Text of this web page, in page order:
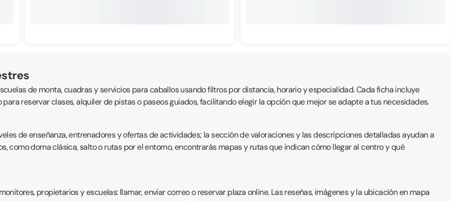
de monta, cuadras y servicios para caballos usando filtros por distancia, horario y especialidad. Cada ficha incluye
reservar clases, alquiler de pistas o paseos guiados, facilitando elegir la opción que mejor se adapte a tus necesidades.
de enseñanza, entrenadores y ofertas de actividades; la sección de valoraciones y las descripciones detalladas ayudan a
como doma clásica, salto o rutas por el entorno, encontrarás mapas y rutas que indican cómo llegar al centro y qué
propietarios y escuelas: llamar, enviar correo o reservar plaza online. Las reseñas, imágenes y la ubicación en mapa